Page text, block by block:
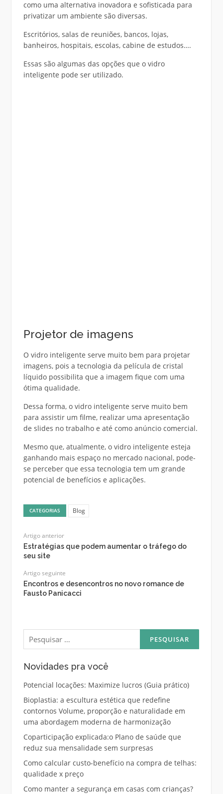
como uma alternativa inovadora e sofisticada para
privatizar um ambiente são diversas.
Escritórios, salas de reuniões, bancos, lojas,
banheiros, hospitais, escolas, cabine de estudos….
Essas são algumas das opções que o vidro
inteligente pode ser utilizado.
Projetor de imagens
O vidro inteligente serve muito bem para projetar
imagens, pois a tecnologia da película de cristal
líquido possibilita que a imagem fique com uma
ótima qualidade.
Dessa forma, o vidro inteligente serve muito bem
para assistir um filme, realizar uma apresentação
de slides no trabalho e até como anúncio comercial.
Mesmo que, atualmente, o vidro inteligente esteja
ganhando mais espaço no mercado nacional, pode-
se perceber que essa tecnologia tem um grande
potencial de benefícios e aplicações.
CATEGORIAS Blog
Artigo anterior
Estratégias que podem aumentar o tráfego do
seu site
Artigo seguinte
Encontros e desencontros no novo romance de
Fausto Panicacci
Pesquisar
por:
Novidades pra você
Potencial locações: Maximize lucros (Guia prático)
Bioplastia: a escultura estética que redefine
contornos Volume, proporção e naturalidade em
uma abordagem moderna de harmonização
Coparticipação explicada:o Plano de saúde que
reduz sua mensalidade sem surpresas
Como calcular custo-benefício na compra de telhas:
qualidade x preço
Como manter a segurança em casas com crianças?